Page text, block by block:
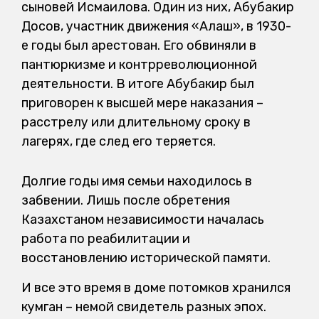
сыновей Исмаилова. Один из них, Абубакир
Досов, участник движения «Алаш», в 1930-
е годы был арестован. Его обвиняли в
пантюркизме и контрреволюционной
деятельности. В итоге Абубакир был
приговорен к высшей мере наказания –
расстрелу или длительному сроку в
лагерях, где след его теряется.
Долгие годы имя семьи находилось в
забвении. Лишь после обретения
Казахстаном независимости началась
работа по реабилитации и
восстановлению исторической памяти.
И все это время в доме потомков хранился
кумган – немой свидетель разных эпох.